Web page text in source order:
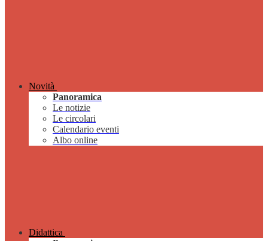
Novità
Panoramica
Le notizie
Le circolari
Calendario eventi
Albo online
Didattica